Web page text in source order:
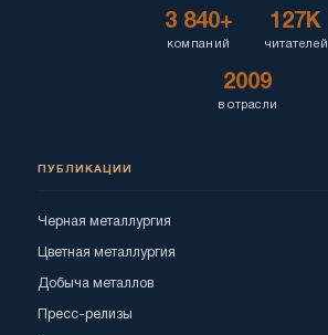
3 840+
компаний
127K
читателей
2009
в отрасли
ПУБЛИКАЦИИ
Черная металлургия
Цветная металлургия
Добыча металлов
Пресс-релизы